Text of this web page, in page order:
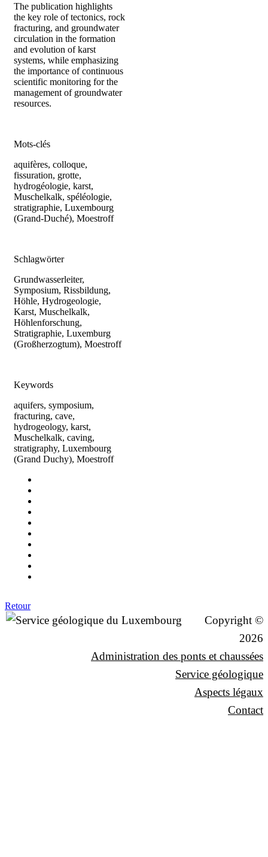
The publication highlights
the key role of tectonics, rock
fracturing, and groundwater
circulation in the formation
and evolution of karst
systems, while emphasizing
the importance of continuous
scientific monitoring for the
management of groundwater
resources.
Mots-clés
aquifères, colloque,
fissuration, grotte,
hydrogéologie, karst,
Muschelkalk, spéléologie,
stratigraphie, Luxembourg
(Grand-Duché), Moestroff
Schlagwörter
Grundwasserleiter,
Symposium, Rissbildung,
Höhle, Hydrogeologie,
Karst, Muschelkalk,
Höhlenforschung,
Stratigraphie, Luxemburg
(Großherzogtum), Moestroff
Keywords
aquifers, symposium,
fracturing, cave,
hydrogeology, karst,
Muschelkalk, caving,
stratigraphy, Luxembourg
(Grand Duchy), Moestroff
Retour
Copyright ©
2026
Administration des ponts et chaussées
Service géologique
Aspects légaux
Contact